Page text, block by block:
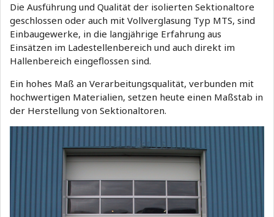
Die Ausführung und Qualität der isolierten Sektionaltore
geschlossen oder auch mit Vollverglasung Typ MTS, sind
Einbaugewerke, in die langjährige Erfahrung aus
Einsätzen im Ladestellenbereich und auch direkt im
Hallenbereich eingeflossen sind.
Ein hohes Maß an Verarbeitungsqualität, verbunden mit
hochwertigen Materialien, setzen heute einen Maßstab in
der Herstellung von Sektionaltoren.